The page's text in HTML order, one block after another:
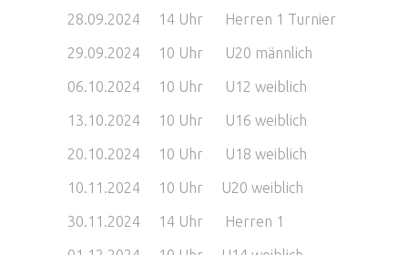
28.09.2024 14 Uhr Herren 1 Turnier
29.09.2024 10 Uhr U20 männlich
06.10.2024 10 Uhr U12 weiblich
13.10.2024 10 Uhr U16 weiblich
20.10.2024 10 Uhr U18 weiblich
10.11.2024 10 Uhr U20 weiblich
30.11.2024 14 Uhr Herren 1